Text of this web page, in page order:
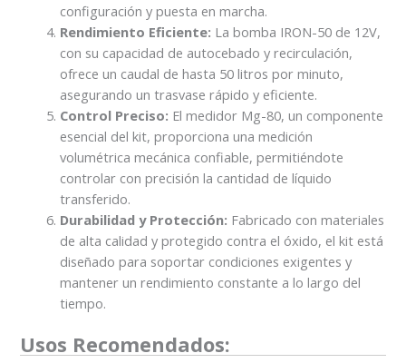
configuración y puesta en marcha.
Rendimiento Eficiente: La bomba IRON-50 de 12V,
con su capacidad de autocebado y recirculación,
ofrece un caudal de hasta 50 litros por minuto,
asegurando un trasvase rápido y eficiente.
Control Preciso: El medidor Mg-80, un componente
esencial del kit, proporciona una medición
volumétrica mecánica confiable, permitiéndote
controlar con precisión la cantidad de líquido
transferido.
Durabilidad y Protección: Fabricado con materiales
de alta calidad y protegido contra el óxido, el kit está
diseñado para soportar condiciones exigentes y
mantener un rendimiento constante a lo largo del
tiempo.
Usos Recomendados: